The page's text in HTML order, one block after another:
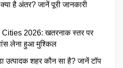
है अंतर? जानें पूरी जानकारी
2026: खतरनाक स्तर पर
लेना हुआ मुश्किल
उत्पादक शहर कौन सा है? जानें टॉप